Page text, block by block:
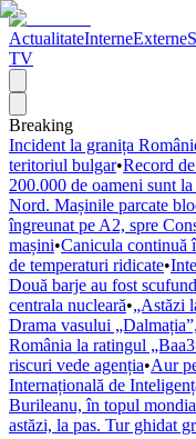
ActualitateInterneExterne
TV
Breaking
Incident la granița
teritoriul bulgar•Record
200.000 de oameni sunt la
Nord. Mașinile parcate
îngreunat pe A2, spre
mașini•Canicula continuă
de temperaturi ridicate•
Două barje au fost
centrala nucleară•„Astăzi
Drama vasului
România la ratingul
riscuri vede agenția•Aur
Internațională de
Burileanu, în topul
astăzi, la pas. Tur ghidat